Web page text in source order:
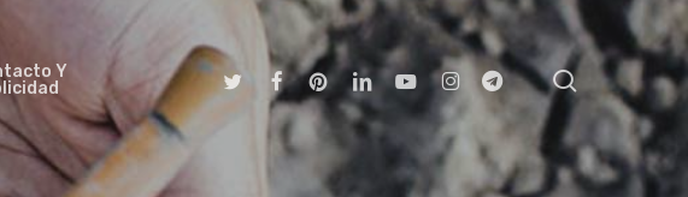
Y
TwitterFacebookPinterestLinkedinYoutubeInstagramTelegram search